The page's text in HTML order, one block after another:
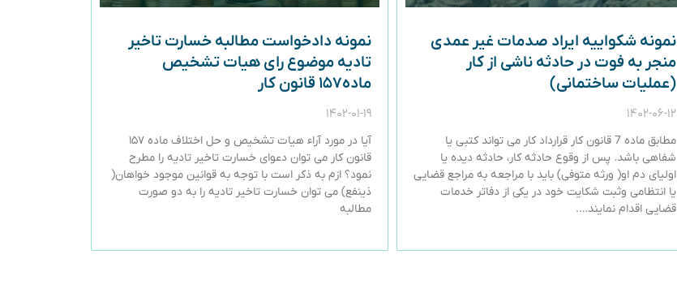
نمونه شکواییه ایراد صدمات غیر عمدی
منجر به فوت در حادثه ناشی از کار
(عملیات ساختمانی)
۱۴۰۲-۰۶-۱۲
مطابق ماده 7 قانون کار قرارداد کار می تواند کتبی یا
شفاهی باشد. پس از وقوع حادثه کار، حادثه دیده یا
اولیای دم او( ورثه متوفی) باید با مراجعه به مراجع قضایی
یا انتظامی وثبت شکایت خود در یکی از دفاتر خدمات
قضایی اقدام نمایند….
نمونه دادخواست مطالبه خسارت تاخیر
تادیه موضوع رای هیات تشخیص
ماده۱۵۷ قانون کار
۱۴۰۲-۰۱-۱۹
آیا در مورد آراء هیات تشخیص و حل اختلاف ماده ۱۵۷
قانون کار می توان دعوای خسارت تاخیر تادیه را مطرح
نمود؟ ازم به ذکر است با توجه به قوانین موجود خواهان(
ذینفع) می توان خسارت تاخیر تادیه را به دو صورت
مطالبه